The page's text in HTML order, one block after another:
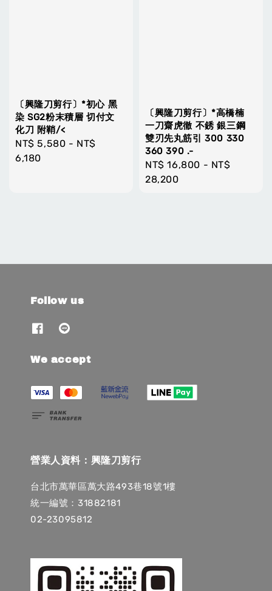
〔興隆刀剪行〕*初心 黑
染 SG2粉末積層 切付文
化刀 附鞘/<
Regular
price
NT$ 5,580 - NT$
6,180
〔興隆刀剪行〕*高橋楠
一刀齋虎徹 不銹 銀三鋼
雙刃先丸筋引 300 330
360 390 .-
Regular
price
NT$ 16,800 - NT$
28,200
Follow us
We accept
營業人資料：興隆刀剪行
台北市萬華區萬大路493巷18號1樓
統一編號：31882181
02-23095812